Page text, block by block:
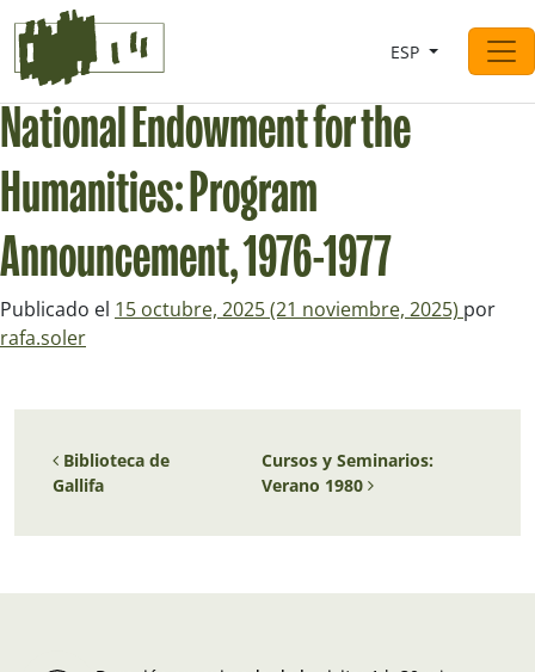
Saltar al contingut
Navegación principal
ESP
National Endowment for the
Humanities: Program
Announcement, 1976-1977
Publicado el 15 octubre, 2025(21 noviembre, 2025) por
rafa.soler
Navegación de entradas
Biblioteca de
Gallifa
Cursos y Seminarios:
Verano 1980